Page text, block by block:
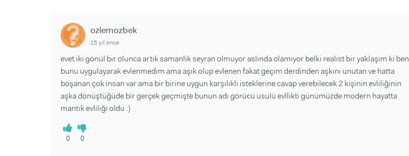
ozlemozbek
15 yıl önce
evet iki gönül bir olunca artık samanlık seyran olmuyor aslında olamıyor belki realist bir yaklaşım ki ben
bunu uygulayarak evlenmedim ama aşık olup evlenen fakat geçim derdinden aşkını unutan ve hatta
boşanan çok insan var ama bir birine uygun karşılıklı isteklerine cavap verebilecek 2 kişinin evliliğinin
aşka dönüştüğüde bir gerçek geçmişte bunun adı görücü usulü evllikti günümüzde modern hayatta
mantık evliliği oldu :)
0 0